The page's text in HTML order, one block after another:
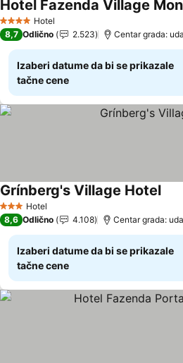
4 ZvezdiceHotel
Hotel Fazenda Village
8,7 Odlično 2.523 Centar grada:
Izaberi datume da bi se prikazale
tačne cene
3 Zvezdice
Hotel
Grínberg's Village Hotel
8,6 Odlično 4.108 Centar grada:
Izaberi datume da bi se prikazale
tačne cene